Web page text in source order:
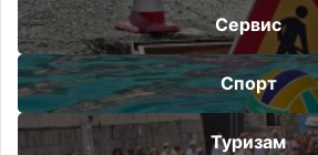
Сервис
Спорт
Туризам